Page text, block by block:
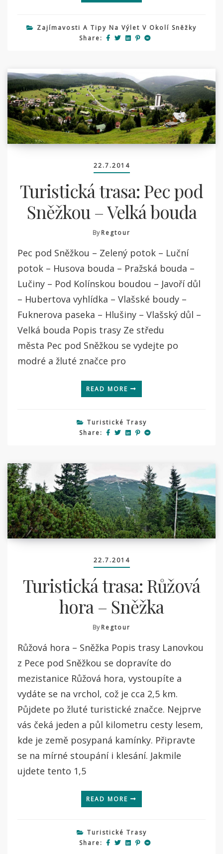
Zajímavosti A Tipy Na Výlet V Okolí Sněžky
Share:
22.7.2014
Turistická trasa: Pec pod
Sněžkou – Velká bouda
ByRegtour
Pec pod Sněžkou – Zelený potok – Luční
potok – Husova bouda – Pražská bouda –
Lučiny – Pod Kolínskou boudou – Javoří důl
– Hubertova vyhlídka – Vlašské boudy –
Fuknerova paseka – Hlušiny – Vlašský důl –
Velká bouda Popis trasy Ze středu
města Pec pod Sněžkou se vydejte po
modré a žluté značce pro
READ MORE
Turistické Trasy
Share:
22.7.2014
Turistická trasa: Růžová
hora – Sněžka
ByRegtour
Růžová hora – Sněžka Popis trasy Lanovkou
z Pece pod Sněžkou se dopravíte do
mezistanice Růžová hora, vystoupíte a
vydáte se na vrchol, což je cca 2,5 km.
Půjdete po žluté turistické značce. Nejprve
vás čeká jeden a půl kilometru cesty lesem,
kde je země posypaná kamínky. Připravte
se na mírné stoupání i klesání. Jakmile
ujdete tento 1,5
READ MORE
Turistické Trasy
Share: